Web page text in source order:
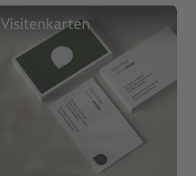
Visitenkarten